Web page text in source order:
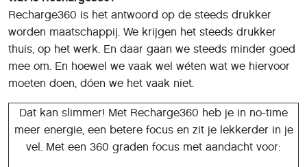
Recharge360 is het antwoord op de steeds drukker
worden maatschappij. We krijgen het steeds drukker
thuis, op het werk. En daar gaan we steeds minder goed
mee om. En hoewel we vaak wel wéten wat we hiervoor
moeten doen, dóen we het vaak niet.
Dat kan slimmer! Met Recharge360 heb je in no-time
meer energie, een betere focus en zit je lekkerder in je
vel. Met een 360 graden focus met aandacht voor: